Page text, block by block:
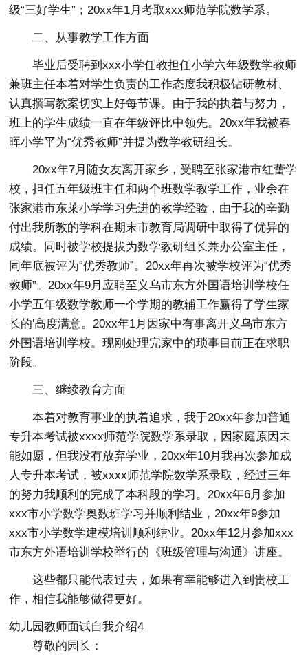
级“三好学生”；20xx年1月考取xxx师范学院数学系。
二、从事教学工作方面
毕业后受聘到xxx小学任教担任小学六年级数学教师
兼班主任本着对学生负责的工作态度我积极钻研教材、
认真撰写教案切实上好每节课。由于我的执着与努力，
班上的学生成绩一直在年级评比中领先。20xx年我被春
晖小学平为“优秀教师”并提为数学教研组长。
20xx年7月随女友离开家乡，受聘至张家港市红蕾学
校，担任五年级班主任和两个班数学教学工作，业余在
张家港市东莱小学学习先进的教学经验，由于我的辛勤
付出我所教的学科在期末市教育局调研中取得了优异的
成绩。同时被学校提拔为数学教研组长兼办公室主任，
同年底被评为“优秀教师”。20xx年再次被学校评为“优秀
教师”。20xx年9月应聘至义乌市东方外国语培训学校任
小学五年级数学教师一个学期的教辅工作赢得了学生家
长的'高度满意。20xx年1月因家中有事离开义乌市东方
外国语培训学校。现刚处理完家中的琐事目前正在求职
阶段。
三、继续教育方面
本着对教育事业的执着追求，我于20xx年参加普通
专升本考试被xxxx师范学院数学系录取，因家庭原因未
能如愿，但我没有放弃学业，20xx年10月我再次参加成
人专升本考试，被xxxx师范学院数学系录取，经过三年
的努力我顺利的完成了本科段的学习。20xx年6月参加
xxx市小学数学奥数班学习并顺利结业，20xx年9参加
xxx市小学数学建模培训顺利结业。20xx年12月参加xxx
市东方外语培训学校举行的《班级管理与沟通》讲座。
这些都只能代表过去，如果有幸能够进入到贵校工
作，相信我能够做得更好。
幼儿园教师面试自我介绍4
尊敬的园长：